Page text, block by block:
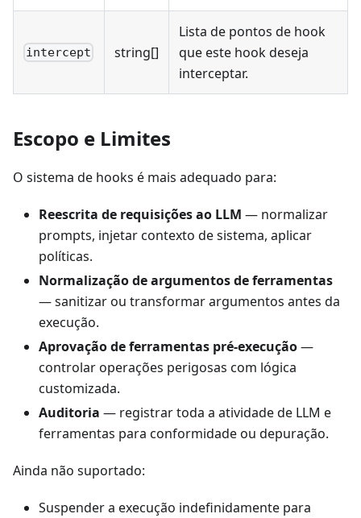
intercept string[]
Lista de pontos de hook
que este hook deseja
interceptar.
Escopo e Limites
O sistema de hooks é mais adequado para:
Reescrita de requisições ao LLM — normalizar
prompts, injetar contexto de sistema, aplicar
políticas.
Normalização de argumentos de ferramentas
— sanitizar ou transformar argumentos antes da
execução.
Aprovação de ferramentas pré-execução—
controlar operações perigosas com lógica
customizada.
Auditoria — registrar toda a atividade de LLM e
ferramentas para conformidade ou depuração.
Ainda não suportado:
Suspender a execução indefinidamente para